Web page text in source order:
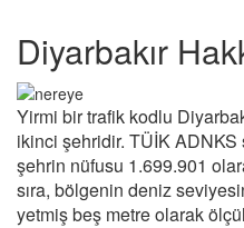
Diyarbakır
Yirmi bir trafik kodlu
ikinci şehridir. TÜİK ADNKS
şehrin nüfusu 1.699.901
sıra, bölgenin deniz
yetmiş beş metre olarak